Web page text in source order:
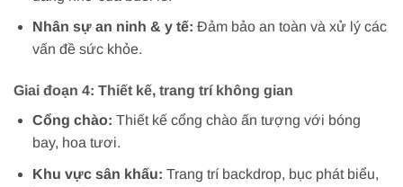
Nhân sự an ninh & y tế: Đảm bảo an toàn và xử lý các
vấn đề sức khỏe.
Giai đoạn 4: Thiết kế, trang trí không gian
Cổng chào: Thiết kế cổng chào ấn tượng với bóng
bay, hoa tươi.
Khu vực sân khấu: Trang trí backdrop, bục phát biểu,